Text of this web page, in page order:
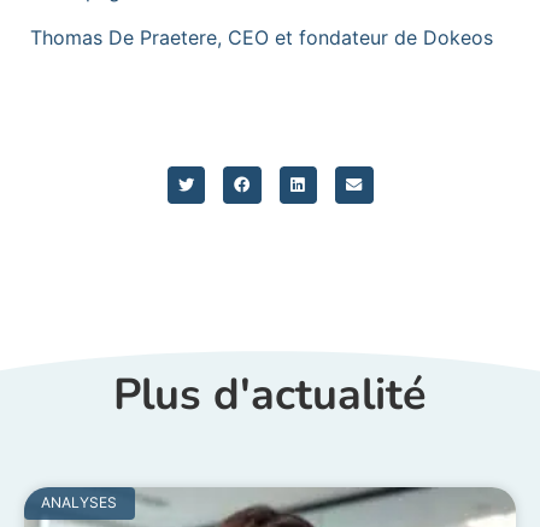
Thomas De Praetere, CEO et fondateur de Dokeos
Plus d'actualité
ANALYSES